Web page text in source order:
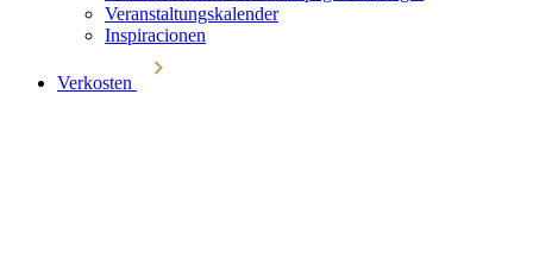
Veranstaltungskalender
Inspiracionen
Verkosten